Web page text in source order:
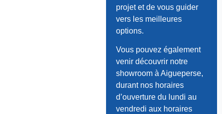
projet et de vous guider
vers les meilleures
options.
Vous pouvez également
venir découvrir notre
showroom à Aigueperse,
durant nos horaires
d’ouverture du lundi au
vendredi aux horaires